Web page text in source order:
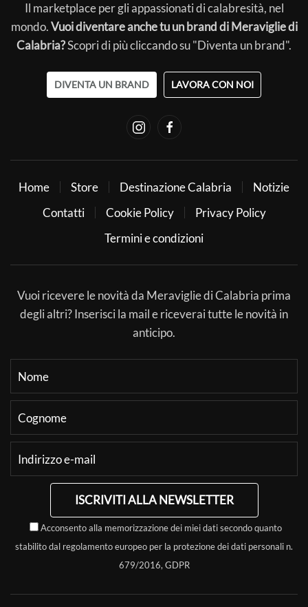
Il marketplace per gli appassionati di calabresità, nel
mondo.Vuoi diventare anche tu un brand di Meraviglie di
Calabria?Scopri di più cliccando su "Diventa un brand".
DIVENTA UN BRAND LAVORA CON NOI
Home Store Destinazione Calabria
Notizie
Contatti
Cookie Policy
Privacy Policy
Termini e condizioni
Vuoi ricevere le novità da Meraviglie di Calabria prima
degli altri? Inserisci la mail e riceverai tutte le novità in
anticipo.
ISCRIVITI ALLA NEWSLETTER
Acconsento alla memorizzazione dei miei dati secondo quanto
stabilito dal regolamento europeo per la protezione dei dati personali n.
679/2016, GDPR